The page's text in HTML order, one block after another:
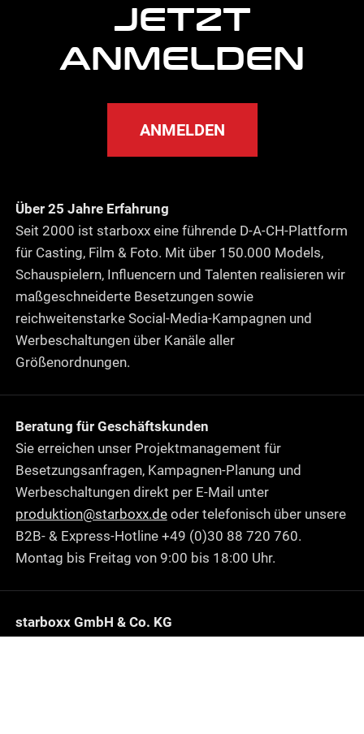
JETZT
ANMELDEN
ANMELDEN
Über 25 Jahre Erfahrung
Seit 2000 ist starboxx eine führende D-A-CH-Plattform
für Casting, Film & Foto. Mit über 150.000 Models,
Schauspielern, Influencern und Talenten realisieren wir
maßgeschneiderte Besetzungen sowie
reichweitenstarke Social-Media-Kampagnen und
Werbeschaltungen über Kanäle aller
Größenordnungen.
Beratung für Geschäftskunden
Sie erreichen unser Projektmanagement für
Besetzungsanfragen, Kampagnen-Planung und
Werbeschaltungen direkt per E-Mail unter
produktion@starboxx.deoder telefonisch über unsere
B2B- & Express-Hotline +49 (0)30 88 720 760.
Montag bis Freitag von 9:00 bis 18:00 Uhr.
starboxx GmbH & Co. KG